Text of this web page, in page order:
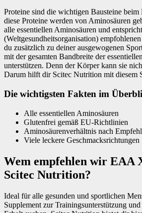
Proteine sind die wichtigen Bausteine
diese Proteine werden von Aminosäuren
alle essentiellen Aminosäuren und
(Weltgesundheitsorganisation)
du zusätzlich zu deiner ausgewogenen
mit der gesamten Bandbreite der
unterstützen. Denn der Körper kann sie
Darum hilft dir Scitec Nutrition mit diesem
Die wichtigsten Fakten im
Alle essentiellen Aminosäuren
Glutenfrei gemäß EU-Richtlinien
Aminosäurenverhältnis nach
Viele leckere Geschmacksrichtungen
Wem empfehlen wir EAA
Scitec Nutrition?
Ideal für alle gesunden und sportlichen
Supplement zur Trainingsunterstützung